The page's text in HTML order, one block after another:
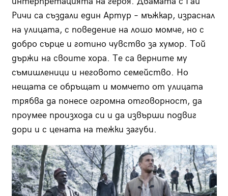
Ричи са създали един Артур – мъжкар, израснал
на улицата, с поведение на лошо момче, но с
добро сърце и готино чувство за хумор. Той
държи на своите хора. Те са верните му
съмишленици и неговото семейство. Но
нещата се обръщат и момчето от улицата
трябва да понесе огромна отговорност, да
проумее произхода си и да извърши подвиг
дори и с цената на тежки загуби.